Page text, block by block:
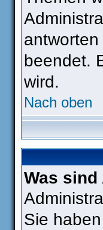
beendet.
wird.
Nach oben
Was
Sie